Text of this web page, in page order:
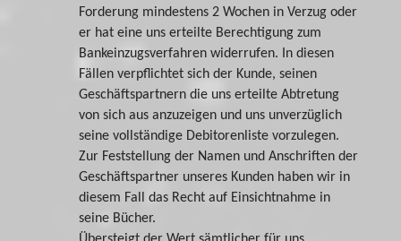
Forderung mindestens 2 Wochen in Verzug oder
er hat eine uns erteilte Berechtigung zum
Bankeinzugsverfahren widerrufen. In diesen
Fällen verpflichtet sich der Kunde, seinen
Geschäftspartnern die uns erteilte Abtretung
von sich aus anzuzeigen und uns unverzüglich
seine vollständige Debitorenliste vorzulegen.
Zur Feststellung der Namen und Anschriften der
Geschäftspartner unseres Kunden haben wir in
diesem Fall das Recht auf Einsichtnahme in
seine Bücher.